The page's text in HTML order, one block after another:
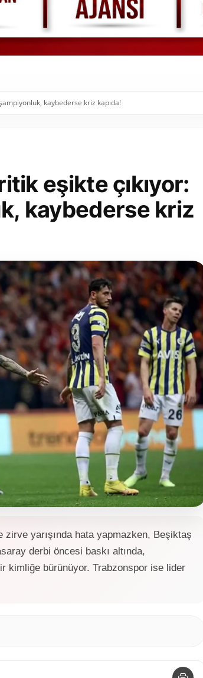
kaybederse kriz kapıda!
eşikte çıkıyor:
kaybederse kriz
yarışında hata yapmazken, Beşiktaş
derbi öncesi baskı altında,
kimliğe bürünüyor. Trabzonspor ise lider